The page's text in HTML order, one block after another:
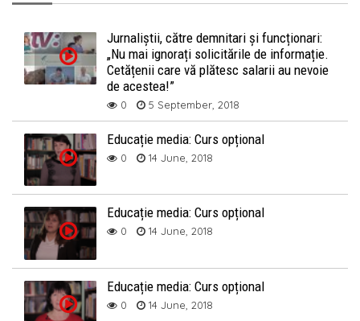
Jurnaliștii, către demnitari și funcționari:
„Nu mai ignorați solicitările de informație.
Cetățenii care vă plătesc salarii au nevoie
de acestea!”
0 5 September, 2018
Educație media: Curs opțional
0 14 June, 2018
Educație media: Curs opțional
0 14 June, 2018
Educație media: Curs opțional
0 14 June, 2018